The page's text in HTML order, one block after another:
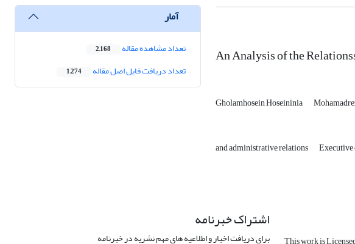
An Analysis of the
Gholamhosein Hoseininia
and administrative relations
آمار
تعداد مشاهده مقاله 2,168
تعداد دریافت فایل اصل مقاله 1,274
اشتراک خبرنامه
برای دریافت اخبار و اطلاعیه های مهم نشریه در خبرنامه